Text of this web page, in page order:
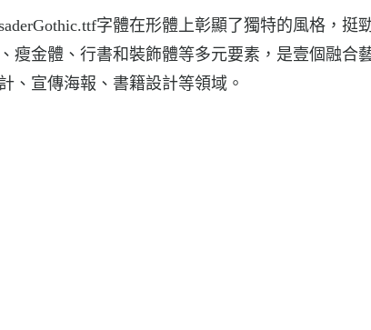
字體在形體上彰顯了獨特的風格，挺
瘦金體、行書和裝飾體等多元要素，是壹個融合
、宣傳海報、書籍設計等領域。